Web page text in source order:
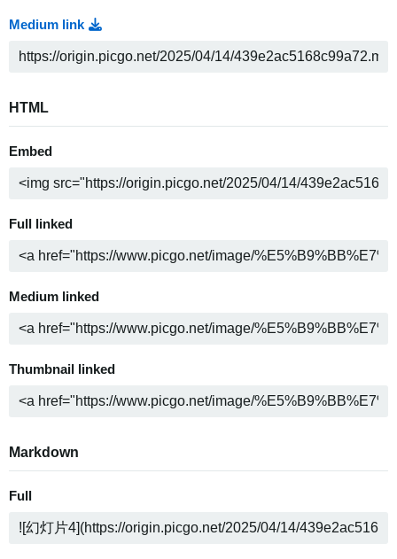
Medium link
HTML
Embed
Full linked
Medium linked
Thumbnail linked
Markdown
Full